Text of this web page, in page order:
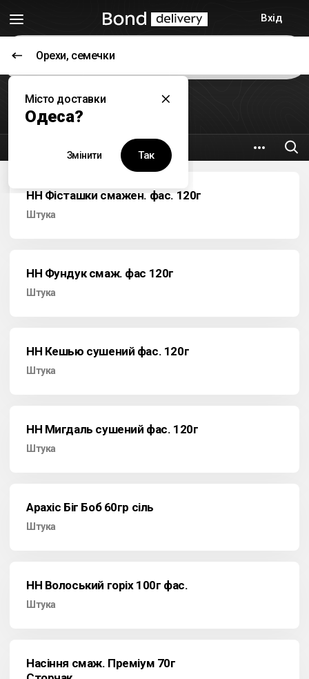
Місто доставки
Одеса?
Змінити Так
Вхід
Цей заклад наразі не працює
Гурман
7.6 км
Орехи, семечки
НН Фісташки смажен. фас. 120г
Штука
НН Фундук смаж. фас 120г
Штука
НН Кешью сушений фас. 120г
Штука
НН Мигдаль сушений фас. 120г
Штука
Арахіс Біг Боб 60гр сіль
Штука
НН Волоський горіх 100г фас.
Штука
Насіння смаж. Преміум 70г